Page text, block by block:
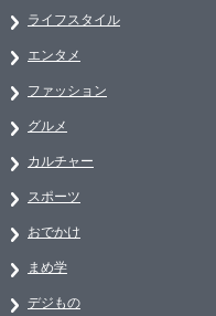
ライフスタイル
エンタメ
ファッション
グルメ
カルチャー
スポーツ
おでかけ
まめ学
デジもの